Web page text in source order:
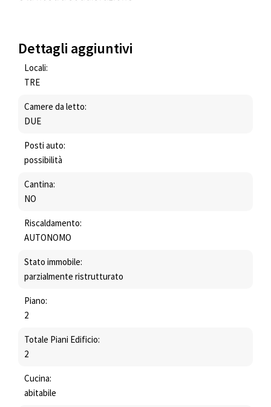
Dettagli aggiuntivi
Locali:
TRE
Camere da letto:
DUE
Posti auto:
possibilità
Cantina:
NO
Riscaldamento:
AUTONOMO
Stato immobile:
parzialmente ristrutturato
Piano:
2
Totale Piani Edificio:
2
Cucina:
abitabile